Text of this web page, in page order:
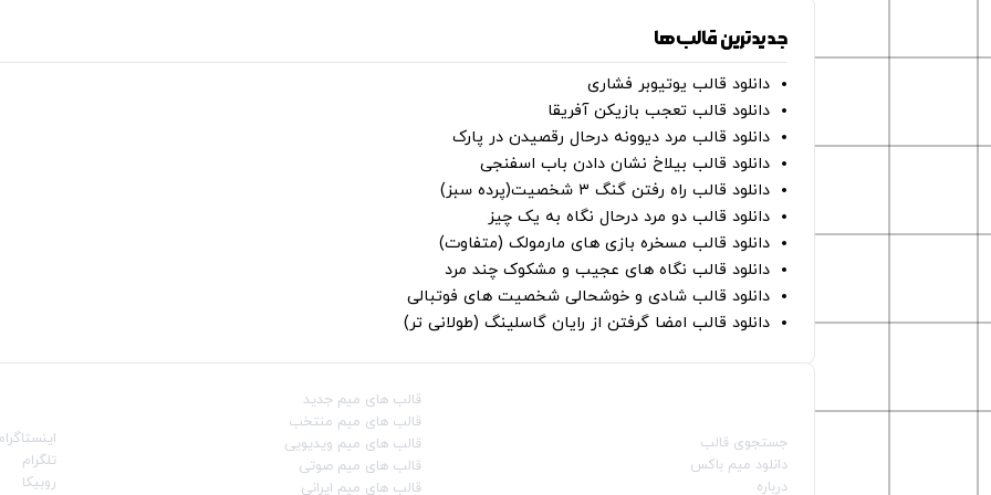
جدیدترین قالب‌ها
دانلود قالب یوتیوبر فشاری
دانلود قالب تعجب بازیکن آفریقا
دانلود قالب مرد دیوونه درحال رقصیدن در پارک
دانلود قالب بیلاخ نشان دادن باب اسفنجی
دانلود قالب راه رفتن گنگ ۳ شخصیت(پرده سبز)
دانلود قالب دو مرد درحال نگاه به یک چیز
دانلود قالب مسخره بازی های مارمولک (متفاوت)
دانلود قالب نگاه های عجیب و مشکوک چند مرد
دانلود قالب شادی و خوشحالی شخصیت های فوتبالی
دانلود قالب امضا گرفتن از رایان گاسلینگ (طولانی تر)
جستجوی قالب
دانلود میم باکس
درباره
قالب‌ های میم جدید
قالب‌ های میم منتخب
قالب‌ های میم ویدیویی
قالب‌ های میم صوتی
قالب‌ های میم ایرانی
تلگرام
روبیکا